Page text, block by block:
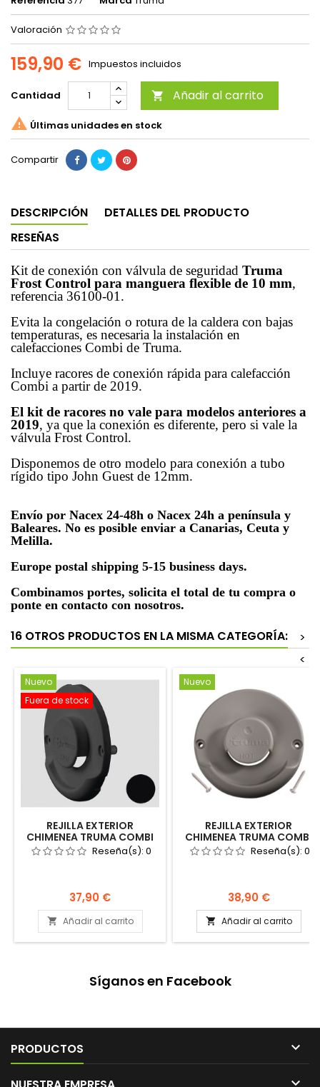
Valoración
159,90 € Impuestos incluidos
Cantidad  Añadir al carrito
 Últimas unidades en stock
Compartir
DESCRIPCIÓN
DETALLES DEL PRODUCTO
RESEÑAS
Kit de conexión con válvula de seguridad Truma
Frost Control para manguera flexible de 10 mm,
referencia 36100-01.
Evita la congelación o rotura de la caldera con bajas
temperaturas, es necesaria la instalación en
calefacciones Combi de Truma.
Incluye racores de conexión rápida para calefacción
Combi a partir de 2019.
El kit de racores no vale para modelos anteriores a
2019, ya que la conexión es diferente, pero si vale la
válvula Frost Control.
Disponemos de otro modelo para conexión a tubo
rígido tipo John Guest de 12mm.
Envío por Nacex 24-48h o Nacex 24h a península y
Baleares. No es posible enviar a Canarias, Ceuta y
Melilla.
Europe postal shipping 5-15 business days.
Combinamos portes, solicita el total de tu compra o
ponte en contacto con nosotros.
16 OTROS PRODUCTOS EN LA MISMA CATEGORÍA:
>
<
Nuevo
Fuera de stock
REJILLA EXTERIOR
CHIMENEA TRUMA COMBI
E4000 WKC 80 MM NEGRA
36151-09
Reseña(s): 0
Precio
37,90 €
 Añadir al carrito
Nuevo
REJILLA EXTERIOR
CHIMENEA TRUMA COMBI
E4000 WKC 80 MM GRIS
MEDIO 36151-08
Reseña(s): 0
Precio
38,90 €
 Añadir al carrito
Síganos en Facebook
PRODUCTOS 
